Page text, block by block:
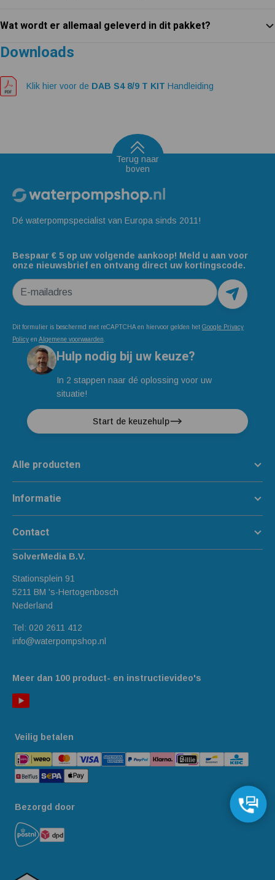
Wat wordt er allemaal geleverd in dit pakket?
Downloads
Klik hier voor de DAB S4 8/9 T KIT Handleiding
Terug naar
boven
Dé waterpompspecialist van Europa sinds 2011!
Bespaar € 5 op uw volgende aankoop! Meld u aan voor
onze nieuwsbrief en ontvang direct uw kortingscode.
E-mailadres
Dit formulier is beschermd met reCAPTCHA en hiervoor gelden het Google Privacy
Policy en Algemene voorwaarden
Hulp nodig bij uw keuze?
In 2 stappen naar dé oplossing voor uw
situatie!
Start de keuzehulp
Meer dan 100 product- en instructievideo's
Alle producten
Informatie
Contact
SolverMedia B.V.
Stationsplein 91
5211 BM 's-Hertogenbosch
Nederland
Tel: 020 2611 412
info@waterpompshop.nl
Veilig betalen
Bezorgd door